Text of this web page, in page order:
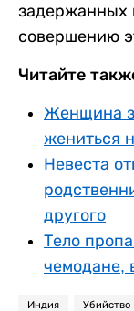
задержанных
совершению
Читайте
Женщина
жениться
Невеста
другого
Тело
чемодане,
Индия Убийство